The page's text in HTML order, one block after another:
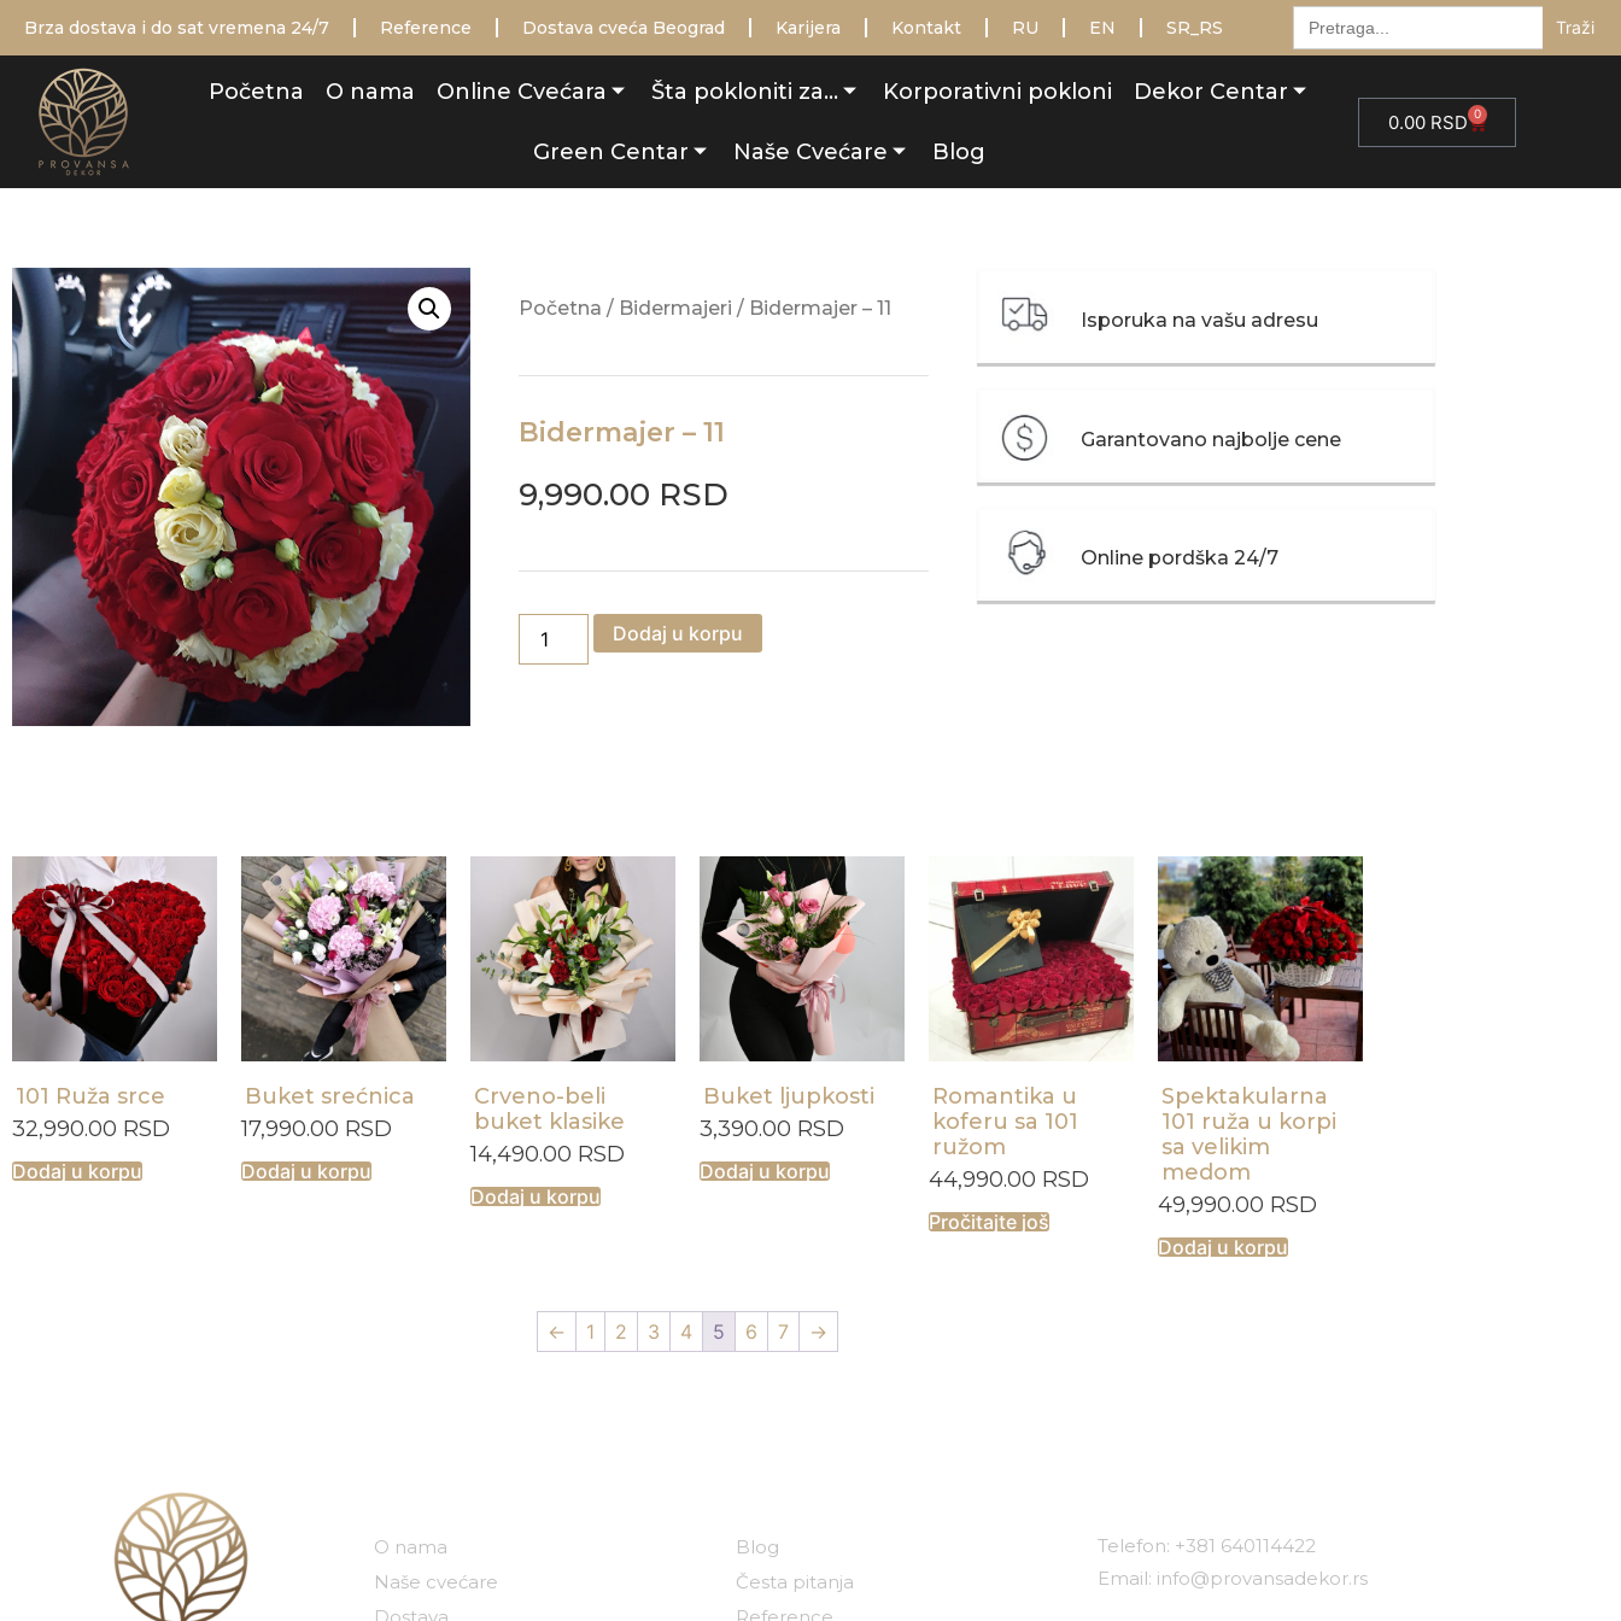
Brza dostava i do sat vremena 24/7 Reference Dostava cveća Beograd Karijera Kontakt RU EN SR_RS
Тражити:
Početna O nama Online Cvećara Šta pokloniti za… Korporativni pokloni Dekor Centar
Green Centar Naše Cvećare Blog
0.00 RSD 0
Početna / Bidermajeri / Bidermajer – 11
Bidermajer – 11
9,990.00 RSD
Dodaj u korpu
Isporuka na vašu adresu
Garantovano najbolje cene
Online pordška 24/7
101 Ruža srce
32,990.00 RSD
Dodaj u korpu
Buket srećnica
17,990.00 RSD
Dodaj u korpu
Crveno-beli
buket klasike
14,490.00 RSD
Dodaj u korpu
Buket ljupkosti
3,390.00 RSD
Dodaj u korpu
Romantika u
koferu sa 101
ružom
44,990.00 RSD
Pročitajte još
Spektakularna
101 ruža u korpi
sa velikim
medom
49,990.00 RSD
Dodaj u korpu
← 1 2 3 4 5 6 7 →
O nama
Naše cvećare
Blog
Česta pitanja
Telefon: +381 640114422
Email: info@provansadekor.rs